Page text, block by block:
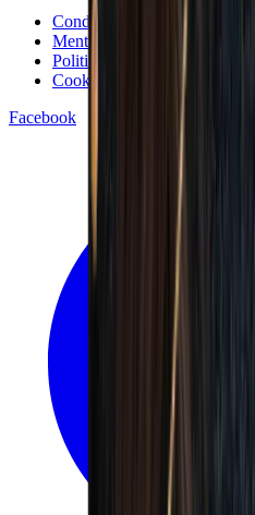
Conditions générales
Mentions légales
Politique de confidentialité
Cookies
Facebook